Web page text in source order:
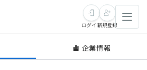
ログイン新規登録
企業情報